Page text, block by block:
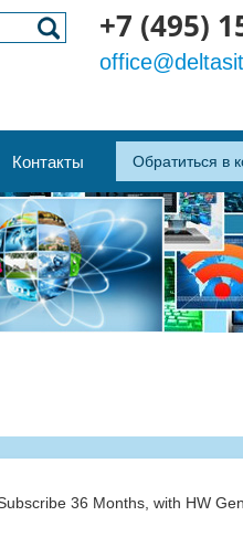
+7 (495)
Контакты Обратиться в
36 Months, with HW